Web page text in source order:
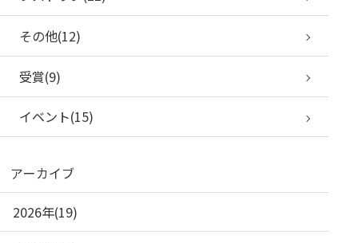
その他(12)
受賞(9)
イベント(15)
アーカイブ
2026年(19)